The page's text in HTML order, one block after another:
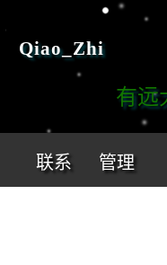
Qiao_Zhi
有远
联系 管理